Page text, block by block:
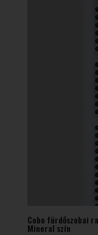
Cobo fürdőszobai
Mineral szín